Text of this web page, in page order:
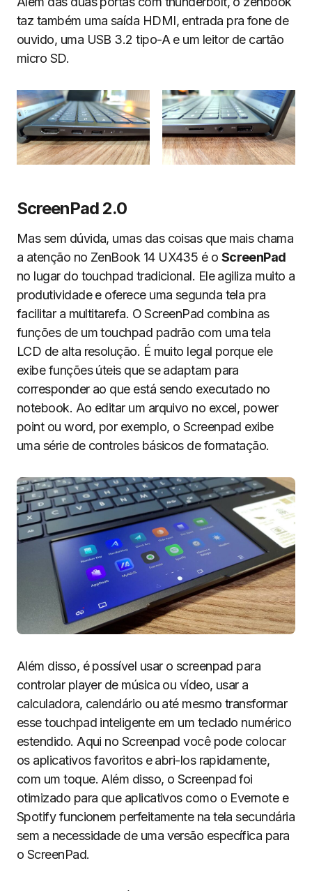
taz também uma saída HDMI, entrada pra fone de
ouvido, uma USB 3.2 tipo-A e um leitor de cartão
micro SD.
ScreenPad 2.0
Mas sem dúvida, umas das coisas que mais chama
a atenção no ZenBook 14 UX435 é o ScreenPad
no lugar do touchpad tradicional. Ele agiliza muito a
produtividade e oferece uma segunda tela pra
facilitar a multitarefa. O ScreenPad combina as
funções de um touchpad padrão com uma tela
LCD de alta resolução. É muito legal porque ele
exibe funções úteis que se adaptam para
corresponder ao que está sendo executado no
notebook. Ao editar um arquivo no excel, power
point ou word, por exemplo, o Screenpad exibe
uma série de controles básicos de formatação.
Além disso, é possível usar o screenpad para
controlar player de música ou vídeo, usar a
calculadora, calendário ou até mesmo transformar
esse touchpad inteligente em um teclado numérico
estendido. Aqui no Screenpad você pode colocar
os aplicativos favoritos e abri-los rapidamente,
com um toque. Além disso, o Screenpad foi
otimizado para que aplicativos como o Evernote e
Spotify funcionem perfeitamente na tela secundária
sem a necessidade de uma versão específica para
o ScreenPad.